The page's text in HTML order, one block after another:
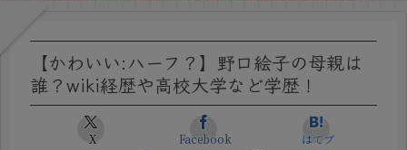
【かわいい:ハーフ？】野口絵子の母親は
誰？wiki経歴や高校大学など学歴！
X Facebook はてブ